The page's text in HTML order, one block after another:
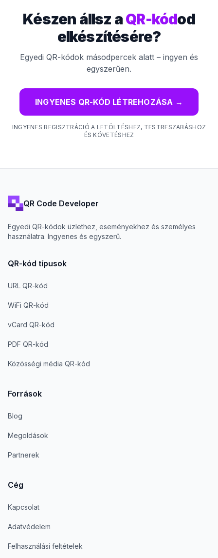
Készen állsz aQR-kódod
elkészítésére?
Egyedi QR-kódok másodpercek alatt – ingyen és
egyszerűen.
INGYENES QR-KÓD LÉTREHOZÁSA →
INGYENES REGISZTRÁCIÓ A LETÖLTÉSHEZ, TESTRESZABÁSHOZ
ÉS KÖVETÉSHEZ
QR Code Developer
Egyedi QR-kódok üzlethez, eseményekhez és személyes
használatra. Ingyenes és egyszerű.
QR-kód típusok
URL QR-kód
WiFi QR-kód
vCard QR-kód
PDF QR-kód
Közösségi média QR-kód
Források
Blog
Megoldások
Partnerek
Cég
Kapcsolat
Adatvédelem
Felhasználási feltételek